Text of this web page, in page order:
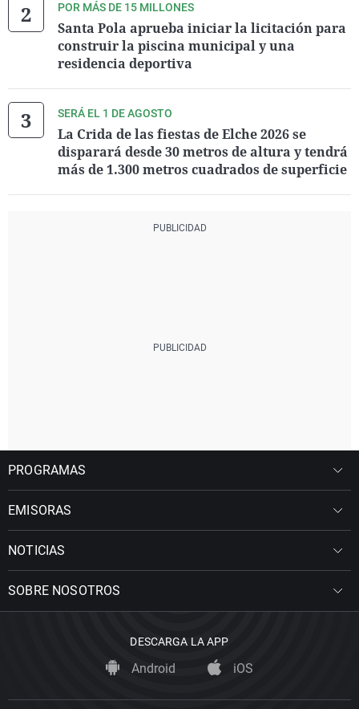
POR MÁS DE 15 MILLONES
Santa Pola aprueba iniciar la licitación para
construir la piscina municipal y una
residencia deportiva
SERÁ EL 1 DE AGOSTO
La Crida de las fiestas de Elche 2026 se
disparará desde 30 metros de altura y tendrá
más de 1.300 metros cuadrados de superficie
PROGRAMAS
EMISORAS
NOTICIAS
SOBRE NOSOTROS
DESCARGA LA APP
Android iOS